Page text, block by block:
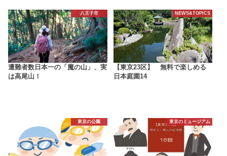
八王子市
遭難者数日本一の「魔の山」、実
は高尾山！
NEWS&TOPICS
【東京23区】 無料で楽しめる
日本庭園14
東京の公園 東京のミュージアム